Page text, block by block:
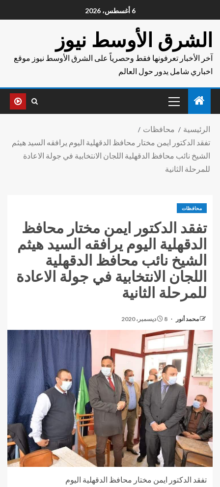
6 أغسطس، 2026
الشرق الأوسط نيوز
آخر الأخبار تعرفونها فقط وحصرياً على الشرق الأوسط نيوز موقع
اخباري شامل يدور حول العالم
الرئيسية
محافظات
تفقد الدكتور ايمن مختار محافظ الدقهلية اليوم يرافقه السيد هيثم
الشيخ نائب محافظ الدقهلية اللجان الانتخابية في جولة الاعادة
للمرحلة الثانية
محافظات
تفقد الدكتور ايمن مختار محافظ
الدقهلية اليوم يرافقه السيد هيثم
الشيخ نائب محافظ الدقهلية
اللجان الانتخابية في جولة الاعادة
للمرحلة الثانية
محمد أنور 8 ديسمبر، 2020
تفقد الدكتور ايمن مختار محافظ الدقهلية اليوم